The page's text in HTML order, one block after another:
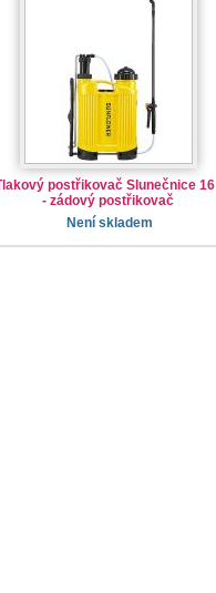
postřikovač Slunečnice 16 l
- zádový postřikovač
Není skladem